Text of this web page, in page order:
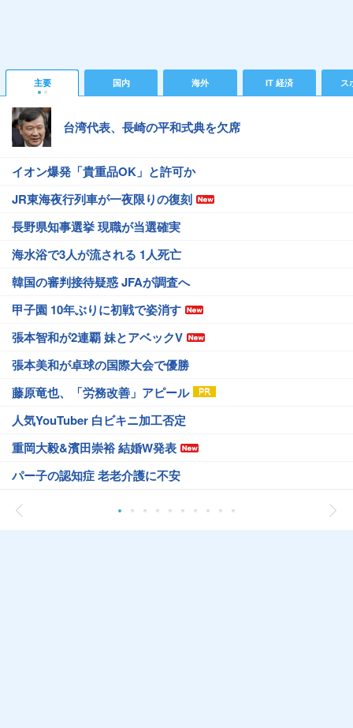
主要 国内 海外 IT 経済 ス
台湾代表、長崎の平和式典を欠席
イオン爆発「貴重品OK」と許可か
JR東海夜行列車が一夜限りの復刻
長野県知事選挙 現職が当選確実
海水浴で3人が流される 1人死亡
韓国の審判接待疑惑 JFAが調査へ
甲子園 10年ぶりに初戦で姿消す
張本智和が2連覇 妹とアベックV
張本美和が卓球の国際大会で優勝
藤原竜也、「労務改善」アピール
人気YouTuber 白ビキニ加工否定
重岡大毅&濱田崇裕 結婚W発表
パー子の認知症 老老介護に不安